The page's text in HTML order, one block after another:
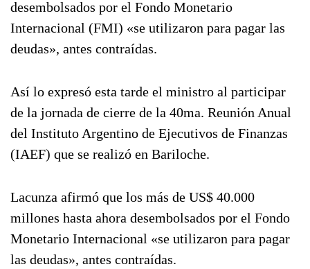
desembolsados por el Fondo Monetario
Internacional (FMI) «se utilizaron para pagar las
deudas», antes contraídas.
Así lo expresó esta tarde el ministro al participar
de la jornada de cierre de la 40ma. Reunión Anual
del Instituto Argentino de Ejecutivos de Finanzas
(IAEF) que se realizó en Bariloche.
Lacunza afirmó que los más de US$ 40.000
millones hasta ahora desembolsados por el Fondo
Monetario Internacional «se utilizaron para pagar
las deudas», antes contraídas.